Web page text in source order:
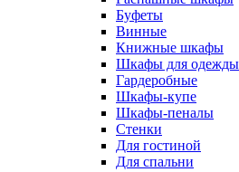
Буфеты
Винные
Книжные шкафы
Шкафы для одежды
Гардеробные
Шкафы-купе
Шкафы-пеналы
Стенки
Для гостиной
Для спальни